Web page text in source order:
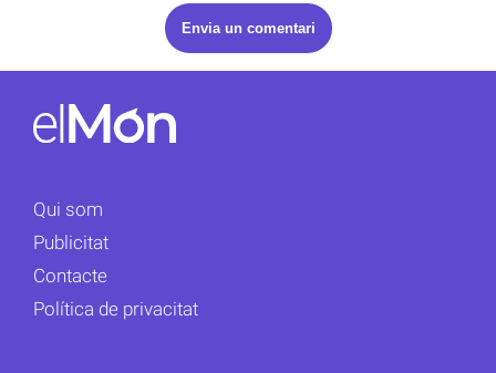
Qui som
Publicitat
Contacte
Política de privacitat